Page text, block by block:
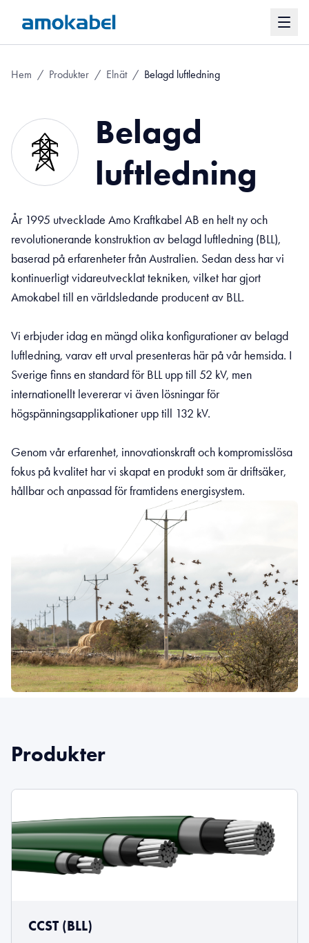
Hem / Produkter / Elnät / Belagd luftledning
Belagd
luftledning
År 1995 utvecklade Amo Kraftkabel AB en helt ny och
revolutionerande konstruktion av belagd luftledning (BLL),
baserad på erfarenheter från Australien. Sedan dess har vi
kontinuerligt vidareutvecklat tekniken, vilket har gjort
Amokabel till en världsledande producent av BLL.
Vi erbjuder idag en mängd olika konfigurationer av belagd
luftledning, varav ett urval presenteras här på vår hemsida. I
Sverige finns en standard för BLL upp till 52 kV, men
internationellt levererar vi även lösningar för
högspänningsapplikationer upp till 132 kV.
Genom vår erfarenhet, innovationskraft och kompromisslösa
fokus på kvalitet har vi skapat en produkt som är driftsäker,
hållbar och anpassad för framtidens energisystem.
Produkter
CCST (BLL)